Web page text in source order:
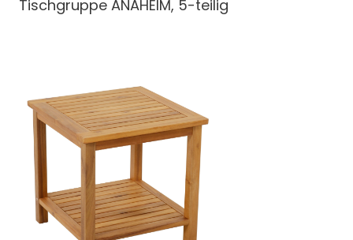
Tischgruppe ANAHEIM, 5-teilig